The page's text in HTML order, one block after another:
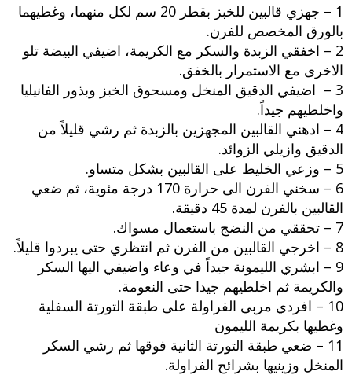
1 – جهزي قالبين للخبز بقطر 20 سم لكل منهما، وغطيهما
بالورق المخصص للفرن.
2 – اخفقي الزبدة والسكر مع الكريمة، اضيفي البيضة تلو
الاخرى مع الاستمرار بالخفق.
3 – اضيفي الدقيق المنخل ومسحوق الخبز وبذور الفانيليا
واخلطيهم جيداً.
4 – ادهني القالبين المجهزين بالزبدة ثم رشي قليلاً من
الدقيق وازيلي الزوائد.
5 – وزعي الخليط على القالبين بشكل متساو.
6 – سخني الفرن الى حرارة 170 درجة مئوية، ثم ضعي
القالبين بالفرن لمدة 45 دقيقة.
7 – تحققي من النضج باستعمال مسواك.
8 – اخرجي القالبين من الفرن ثم انتظري حتى يبردوا قليلاً.
9 – ابشري الليمونة جيداً في وعاء واضيفي اليها السكر
والكريمة ثم اخلطيهم جيدا حتى النعومة.
10 – افردي مربى الفراولة على طبقة التورتة السفلية
وغطيها بكريمة الليمون
11 – ضعي طبقة التورتة الثانية فوقها ثم رشي السكر
المنخل وزينيها بشرائح الفراولة.